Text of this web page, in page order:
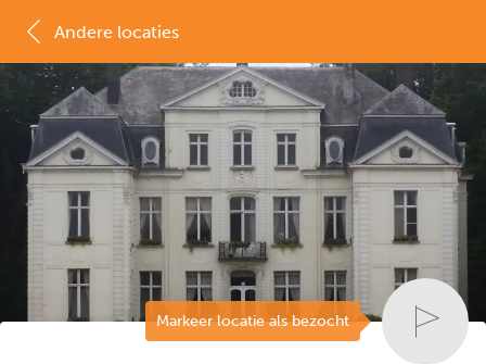
Markeer locatie als bezocht
Andere locaties
MAP LIJST